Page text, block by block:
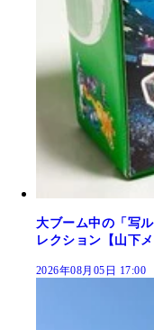
大ブーム中の「写
レクション【山下
2026年08月05日 17:00